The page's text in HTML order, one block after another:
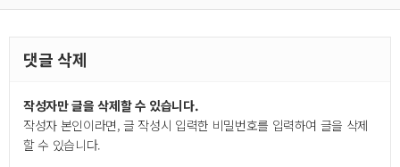
댓글 삭제
작성자만 글을 삭제할 수 있습니다.
작성자 본인이라면, 글 작성시 입력한 비밀번호를 입력하여 글을 삭제
할 수 있습니다.